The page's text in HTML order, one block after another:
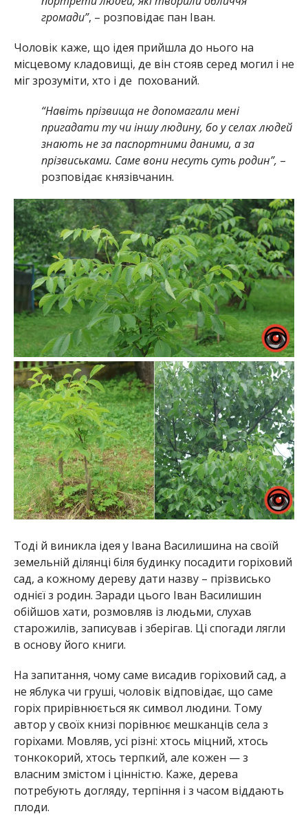
громади”, – розповідає пан Іван.
Чоловік каже, що ідея прийшла до нього на
місцевому кладовищі, де він стояв серед могил і не
міг зрозуміти, хто і де похований.
“Навіть прізвища не допомагали мені
пригадати ту чи іншу людину, бо у селах людей
знають не за паспортними даними, а за
прізвиськами. Саме вони несуть суть родин”, –
розповідає князівчанин.
Тоді й виникла ідея у Івана Василишина на своїй
земельній ділянці біля будинку посадити горіховий
сад, а кожному дереву дати назву – прізвисько
однієї з родин. Заради цього Іван Василишин
обійшов хати, розмовляв із людьми, слухав
старожилів, записував і зберігав. Ці спогади лягли
в основу його книги.
На запитання, чому саме висадив горіховий сад, а
не яблука чи груші, чоловік відповідає, що саме
горіх прирівнюється як символ людини. Тому
автор у своїх книзі порівнює мешканців села з
горіхами. Мовляв, усі різні: хтось міцний, хтось
тонкокорий, хтось терпкий, але кожен — з
власним змістом і цінністю. Каже, дерева
потребують догляду, терпіння і з часом віддають
плоди.